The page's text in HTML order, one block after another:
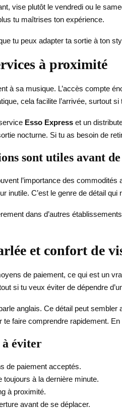
vise plutôt le vendredi ou le
tu maîtrises ton expérience.
tu peux adapter ta sortie à ton
à proximité
à sa musique. L’accès compte
cela facilite l’arrivée, surtout
Esso Express et un
nocturne. Si tu as besoin de
sont utiles avant
l’importance des
inutile. C’est le genre de détail qui
dans d’autres
et confort de
de paiement, ce qui est un
si tu veux éviter de dépendre
anglais. Ce détail peut
faire comprendre rapidement.
à éviter
de paiement acceptés.
toujours à la dernière minute.
à proximité.
avant de se déplacer.